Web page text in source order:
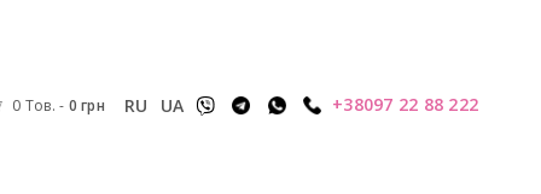
0 Тов. - 0 грн RU UA +38097 22 88 222